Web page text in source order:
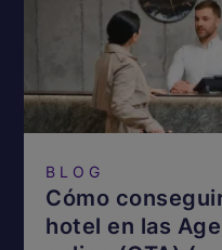
BLOG
Cómo
hotel en las